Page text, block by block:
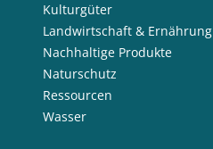
Kulturgüter
Landwirtschaft & Ernährung
Nachhaltige Produkte
Naturschutz
Ressourcen
Wasser